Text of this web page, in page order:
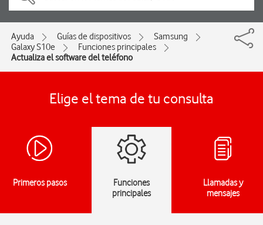
Ayuda Guías de dispositivos
Samsung
Galaxy S10e
Funciones principales
Actualiza el software del teléfono
Elige el tema de tu consulta
Primeros pasos
Funciones
principales
Llamadas y
mensajes